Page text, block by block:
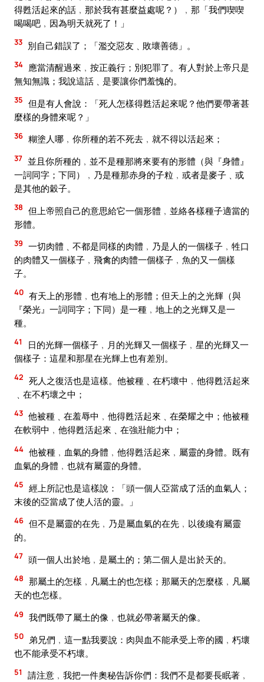
得甦活起來的話﹐那於我有甚麼益處呢？）﹐那「我們喫喫
喝喝吧﹐因為明天就死了！」
33 別自己錯誤了；「濫交惡友﹑敗壞善德」。
34 應當清醒過來﹐按正義行；別犯罪了。有人對於上帝只是
無知無識；我說這話﹑是要讓你們羞愧的。
35 但是有人會說：「死人怎樣得甦活起來呢？他們要帶著甚
麼樣的身體來呢？」
36 糊塗人哪﹐你所種的若不死去﹐就不得以活起來；
37 並且你所種的﹐並不是種那將來要有的形體（與『身體』
一詞同字；下同）﹐乃是種那赤身的子粒﹐或者是麥子﹑或
是其他的穀子。
38 但上帝照自己的意思給它一個形體﹐並絡各樣種子適當的
形體。
39 一切肉體﹑不都是同樣的肉體﹐乃是人的一個樣子﹐牲口
的肉體又一個樣子﹐飛禽的肉體一個樣子﹐魚的又一個樣
子。
40 有天上的形體﹐也有地上的形體；但天上的之光輝（與
『榮光』一詞同字；下同）是一種﹐地上的之光輝又是一
種。
41
日的光輝一個樣子﹐月的光輝又一個樣子﹐星的光輝又一
個樣子：這星和那星在光輝上也有差別。
42 死人之復活也是這樣。他被種﹑在朽壞中﹐他得甦活起來
﹑在不朽壞之中；
43 他被種﹑在羞辱中﹐他得甦活起來﹑在榮耀之中；他被種
在軟弱中﹐他得甦活起來﹑在強壯能力中；
44 他被種﹐血氣的身體﹐他得甦活起來﹐屬靈的身體。既有
血氣的身體﹐也就有屬靈的身體。
45 經上所記也是這樣說：「頭一個人亞當成了活的血氣人；
末後的亞當成了使人活的靈。」
46 但不是屬靈的在先﹐乃是屬血氣的在先﹐以後纔有屬靈
的。
47 頭一個人出於地﹐是屬土的；第二個人是出於天的。
48 那屬土的怎樣﹐凡屬土的也怎樣；那屬天的怎麼樣﹐凡屬
天的也怎樣。
49 我們既帶了屬土的像﹐也就必帶著屬天的像。
50
弟兄們﹐這一點我要說：肉與血不能承受上帝的國﹐朽壞
也不能承受不朽壞。
51
請注意﹐我把一件奧秘告訴你們：我們不是都要長眠著﹐